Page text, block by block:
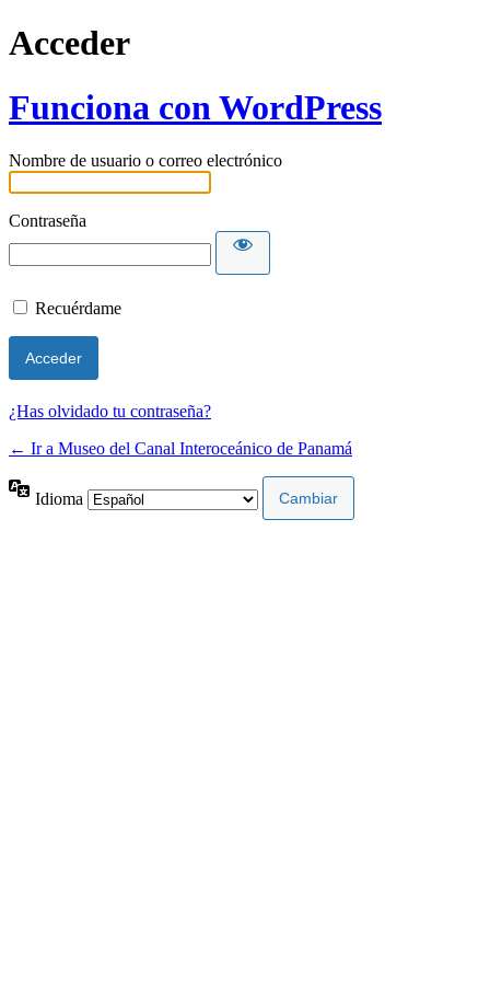
Acceder
Funciona con WordPress
Nombre de usuario o correo electrónico
Contraseña
Recuérdame
¿Has olvidado tu contraseña?
← Ir a Museo del Canal Interoceánico de Panamá
Idioma